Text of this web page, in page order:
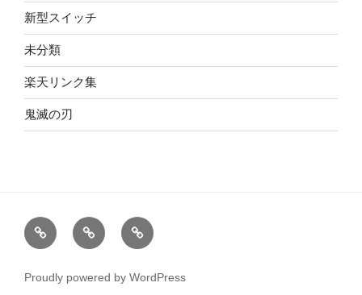
新型スイッチ
未分類
楽天リンク集
鬼滅の刃
HOME
ブ
ロ
お
問
Proudly powered by WordPress